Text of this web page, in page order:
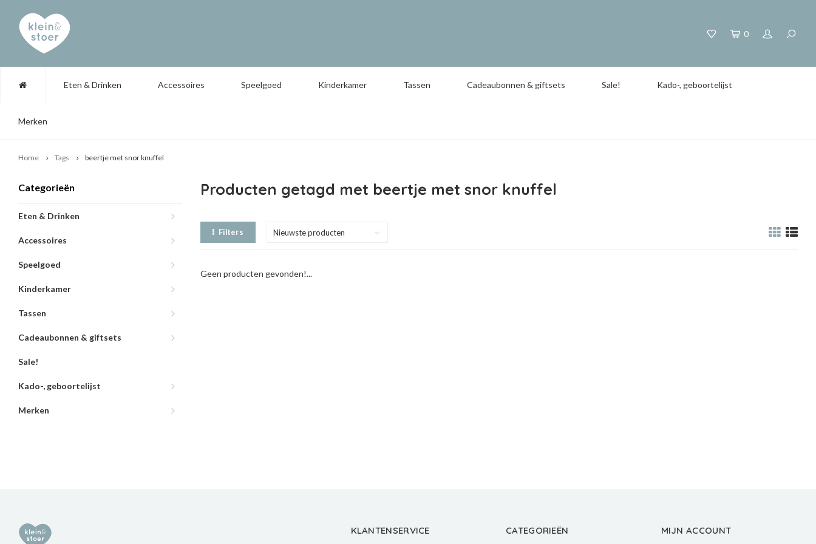
0
Eten & Drinken Accessoires Speelgoed Kinderkamer Tassen Cadeaubonnen & giftsets Sale! Kado-, geboortelijst
Merken
Home Tags beertje met snor knuffel
Categorieën
Eten & Drinken
Accessoires
Speelgoed
Kinderkamer
Tassen
Cadeaubonnen & giftsets
Sale!
Kado-, geboortelijst
Merken
Producten getagd met beertje met snor knuffel
Filters Nieuwste producten
Geen producten gevonden!...
KLANTENSERVICE CATEGORIEËN MIJN ACCOUNT